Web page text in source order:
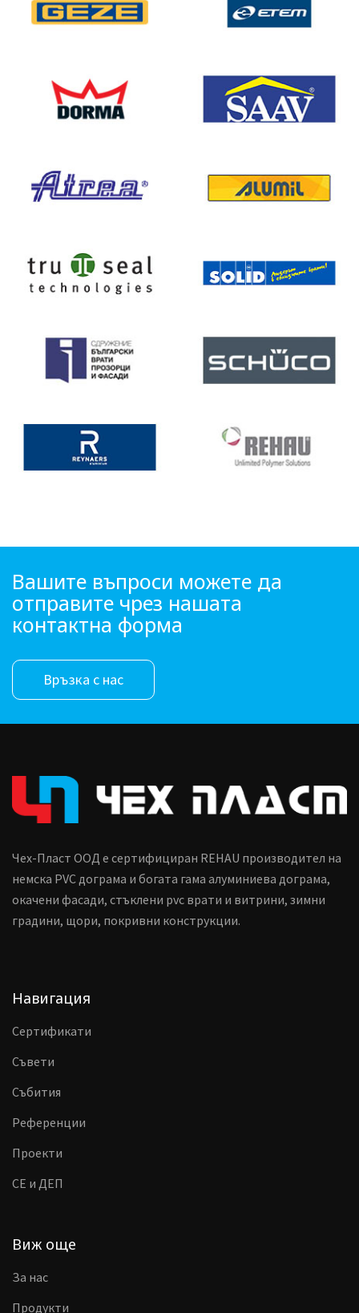
Вашите въпроси можете да
отправите чрез нашата
контактна форма
Връзка с нас
Чех-Пласт ООД е сертифициран REHAU производител на
немска PVC дограма и богата гама алуминиева дограма,
окачени фасади, стъклени pvc врати и витрини, зимни
градини, щори, покривни конструкции.
Навигация
Сертификати
Съвети
Събития
Референции
Проекти
CE и ДЕП
Виж още
За нас
Продукти